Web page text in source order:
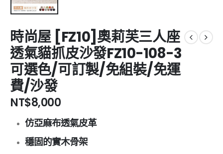
時尚屋 [FZ10]奧莉芙三人座
透氣貓抓皮沙發FZ10-108-3
可選色/可訂製/免組裝/免運
費/沙發
NT$8,000
仿亞麻布透氣皮革
穩固的實木骨架